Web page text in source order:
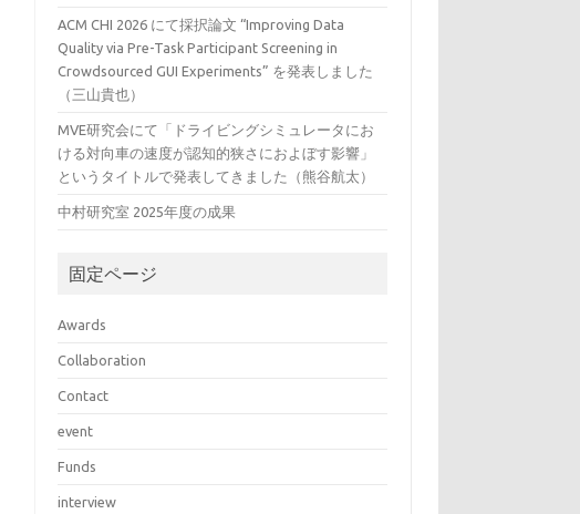
ACM CHI 2026 にて採択論文 “Improving Data
Quality via Pre-Task Participant Screening in
Crowdsourced GUI Experiments” を発表しました
（三山貴也）
MVE研究会にて「ドライビングシミュレータにお
ける対向車の速度が認知的狭さにおよぼす影響」
というタイトルで発表してきました（熊谷航太）
中村研究室 2025年度の成果
固定ページ
Awards
Collaboration
Contact
event
Funds
interview